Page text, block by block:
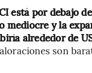
está por debajo
mediocre y la
alrededor de
son